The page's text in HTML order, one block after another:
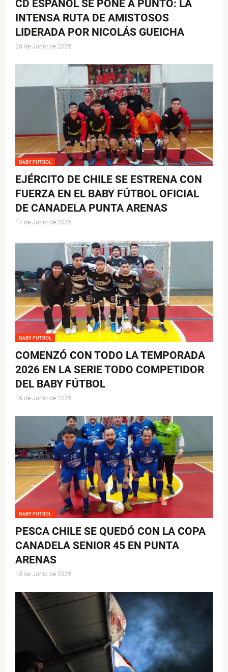
CD ESPAÑOL SE PONE A PUNTO: LA
INTENSA RUTA DE AMISTOSOS
LIDERADA POR NICOLÁS GUEICHA
26 de Junio de 2026
BABY FUTBOL
EJÉRCITO DE CHILE SE ESTRENA CON
FUERZA EN EL BABY FÚTBOL OFICIAL
DE CANADELA PUNTA ARENAS
17 de Junio de 2026
BABY FUTBOL
COMENZÓ CON TODO LA TEMPORADA
2026 EN LA SERIE TODO COMPETIDOR
DEL BABY FÚTBOL
15 de Junio de 2026
BABY FUTBOL
PESCA CHILE SE QUEDÓ CON LA COPA
CANADELA SENIOR 45 EN PUNTA
ARENAS
15 de Junio de 2026